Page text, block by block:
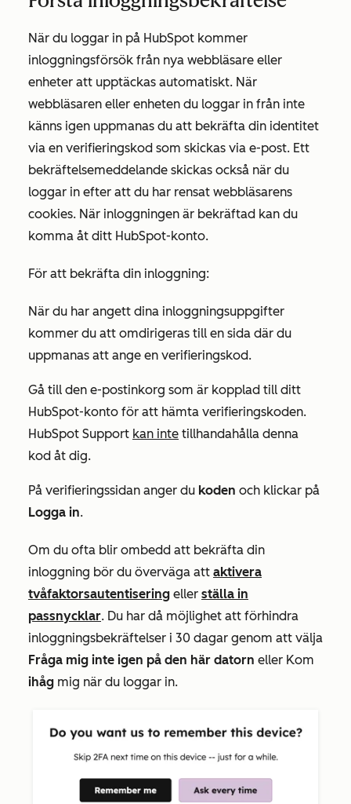
När du loggar in på HubSpot kommer
inloggningsförsök från nya webbläsare eller
enheter att upptäckas automatiskt. När
webbläsaren eller enheten du loggar in från inte
känns igen uppmanas du att bekräfta din identitet
via en verifieringskod som skickas via e-post. Ett
bekräftelsemeddelande skickas också när du
loggar in efter att du har rensat webbläsarens
cookies. När inloggningen är bekräftad kan du
komma åt ditt HubSpot-konto.
För att bekräfta din inloggning:
När du har angett dina inloggningsuppgifter
kommer du att omdirigeras till en sida där du
uppmanas att ange en verifieringskod.
Gå till den e-postinkorg som är kopplad till ditt
HubSpot-konto för att hämta verifieringskoden.
HubSpot Support kan inte tillhandahålla denna
kod åt dig.
På verifieringssidan anger du koden och klickar på
Logga in.
Om du ofta blir ombedd att bekräfta din
inloggning bör du överväga att aktivera
tvåfaktorsautentisering eller ställa in
passnycklar. Du har då möjlighet att förhindra
inloggningsbekräftelser i 30 dagar genom att välja
Fråga mig inte igen på den här datorn eller Kom
ihåg mig när du loggar in.